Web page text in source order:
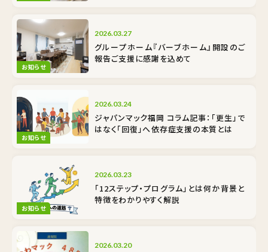
お知らせ
2026.03.27
グループホーム『バーブホーム』開設のご
報告――ご支援に感謝を込めて
お知らせ
2026.03.24
ジャパンマック福岡 コラム記事：「更生」で
はなく「回復」へ――依存症支援の本質とは
お知らせ
2026.03.23
「12ステップ・プログラム」とは何か――背景と
特徴をわかりやすく解説
2026.03.20